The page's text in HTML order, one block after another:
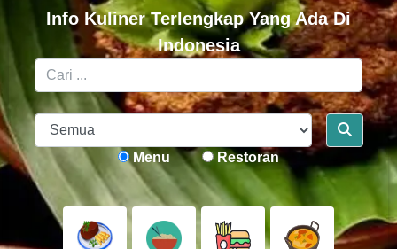
Info Kuliner Terlengkap Yang Ada Di
Indonesia
Menu Restoran